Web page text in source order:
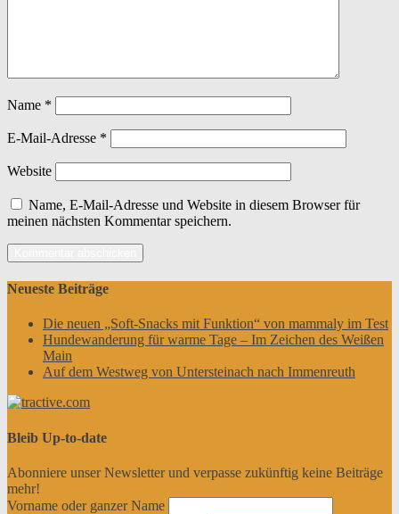
Name *
E-Mail-Adresse *
Website
Name, E-Mail-Adresse und Website in diesem Browser für
meinen nächsten Kommentar speichern.
Neueste Beiträge
Die neuen „Soft-Snacks mit Funktion“ von mammaly im Test
Hundewanderung für warme Tage – Im Zeichen des Weißen
Main
Auf dem Westweg von Untersteinach nach Immenreuth
Bleib Up-to-date
Abonniere unser Newsletter und verpasse zukünftig keine Beiträge
mehr!
Vorname oder ganzer Name